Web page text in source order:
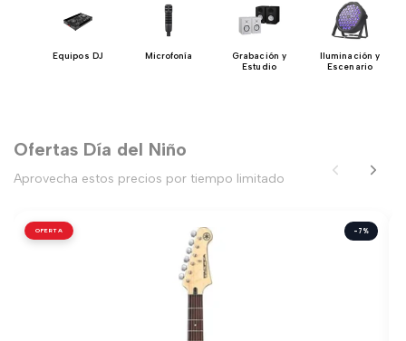
Equipos DJ Microfonía
Grabación y
Estudio
Iluminación y
Escenario
Ofertas Día del Niño
Aprovecha estos precios por tiempo limitado
OFERTA -7%